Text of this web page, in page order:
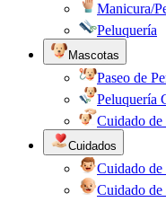
Manicura/
Peluquería
Mascotas
Paseo de
Peluquería
Cuidado de
Cuidados
Cuidado de
Cuidado de